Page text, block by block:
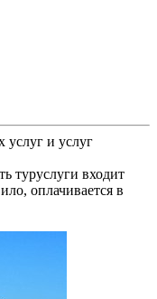
услуг и услуг
туруслуги входит
оплачивается в